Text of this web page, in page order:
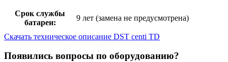
Срок службы
батареи:
9 лет (замена не предусмотрена)
Скачать техническое описание DST centi TD
Появились вопросы по оборудованию?